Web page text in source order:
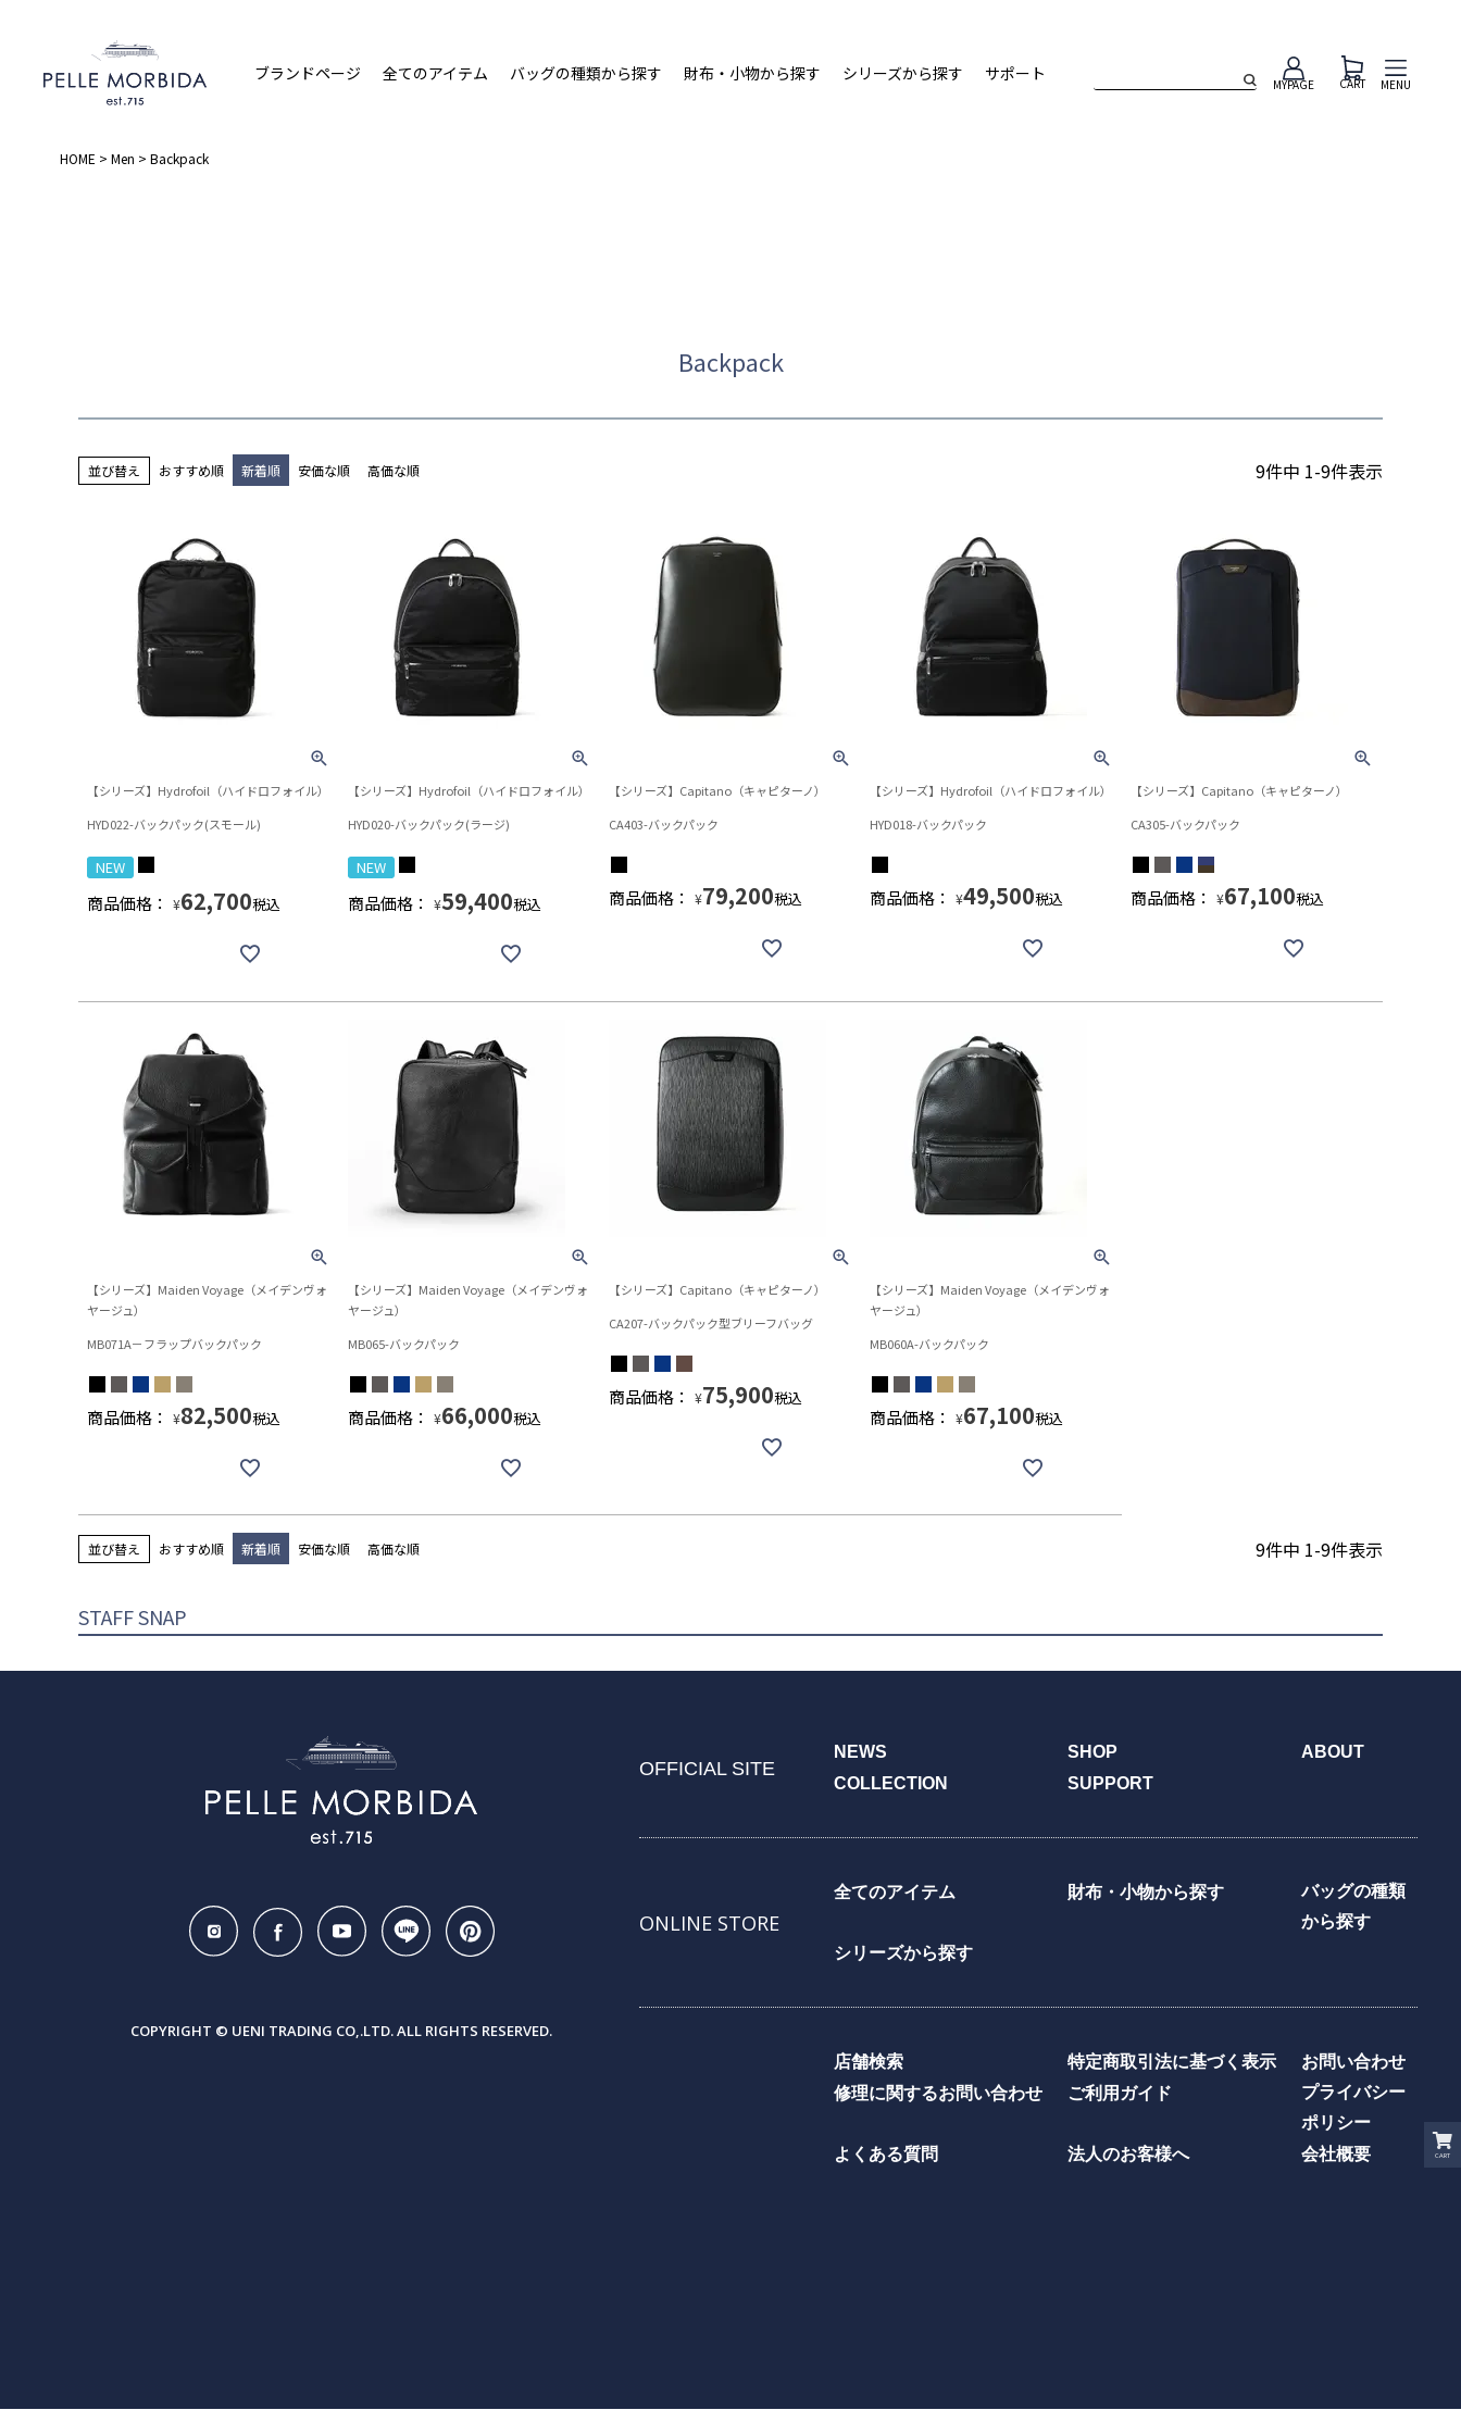
ブランドページ 全てのアイテム バッグの種類から探す 財布・小物から探す シリーズから探す サポート
MYPAGE CART MENU
HOME Men Backpack
Backpack
並び替え おすすめ順 新着順 安価な順 高価な順 9件中 1-9件表示
【シリーズ】Hydrofoil（ハイドロフォイル）
HYD022-バックパック(スモール)
NEW
商品価格： ¥62,700税込
【シリーズ】Hydrofoil（ハイドロフォイル）
HYD020-バックパック(ラージ)
NEW
商品価格： ¥59,400税込
【シリーズ】Capitano（キャピターノ）
CA403-バックパック
商品価格： ¥79,200税込
【シリーズ】Hydrofoil（ハイドロフォイル）
HYD018-バックパック
商品価格： ¥49,500税込
【シリーズ】Capitano（キャピターノ）
CA305-バックパック
商品価格： ¥67,100税込
【シリーズ】Maiden Voyage（メイデンヴォ
ヤージュ）
MB071A－フラップバックパック
商品価格： ¥82,500税込
【シリーズ】Maiden Voyage（メイデンヴォ
ヤージュ）
MB065-バックパック
商品価格： ¥66,000税込
【シリーズ】Capitano（キャピターノ）
CA207-バックパック型ブリーフバッグ
商品価格： ¥75,900税込
【シリーズ】Maiden Voyage（メイデンヴォ
ヤージュ）
MB060A-バックパック
商品価格： ¥67,100税込
並び替え おすすめ順 新着順 安価な順 高価な順 9件中 1-9件表示
STAFF SNAP
CART
COPYRIGHT © UENI TRADING CO,.LTD. ALL RIGHTS RESERVED.
OFFICIAL SITE
NEWS SHOP
ABOUT
COLLECTION
SUPPORT
ONLINE STORE
全てのアイテム 財布・小物から探す
バッグの種類
から探す
シリーズから探す
店舗検索 特定商取引法に基づく表示
お問い合わせ
修理に関するお問い合わせ
ご利用ガイド
プライバシー
ポリシー
よくある質問
法人のお客様へ 会社概要